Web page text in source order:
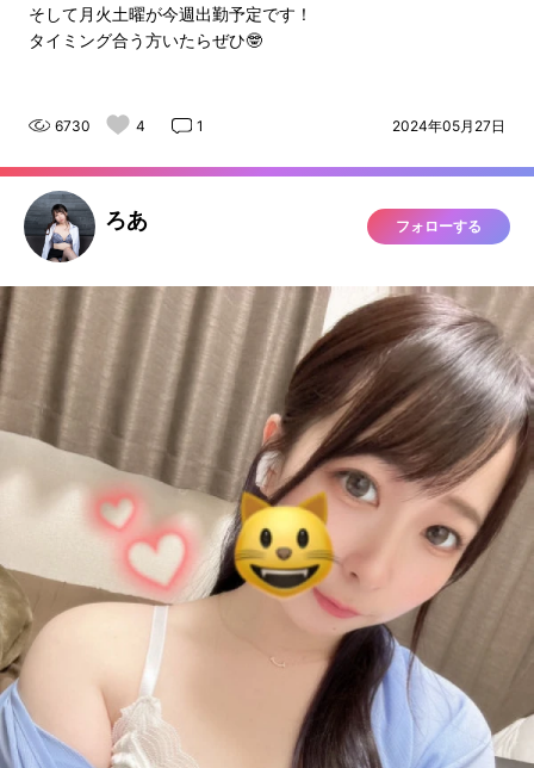
そして月火土曜が今週出勤予定です！
タイミング合う方いたらぜひ🤓
6730 4 1 2024年05月27日
ろあ フォローする